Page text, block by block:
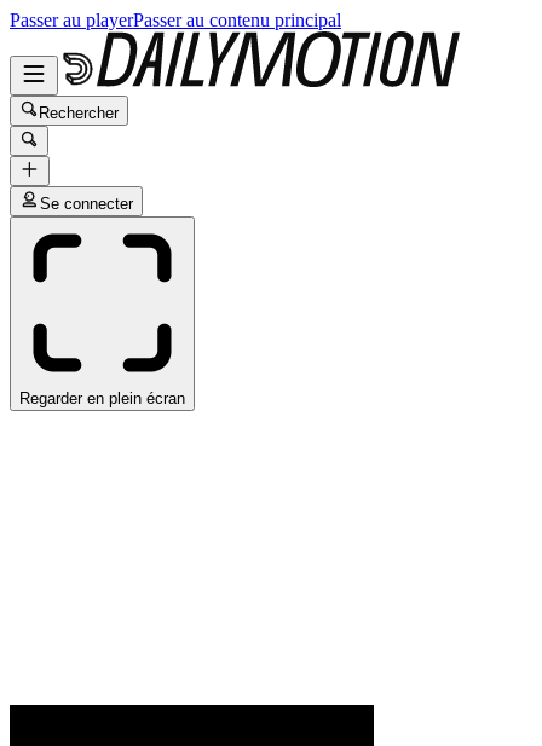
Passer au playerPasser au contenu principal
Rechercher
Se connecter
Regarder en plein écran